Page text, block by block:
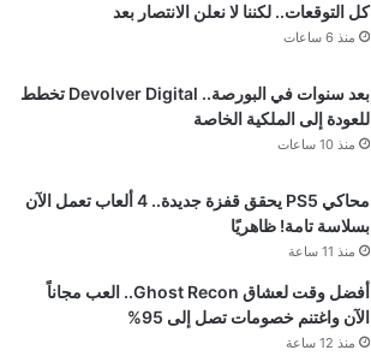
كل التوقعات.. لكننا لا نعلن الانتصار بعد
منذ 6 ساعات
بعد سنوات في البورصة.. Devolver Digital تخطط
للعودة إلى الملكية الخاصة
منذ 10 ساعات
محاكي PS5 يحقق قفزة جديدة.. 4 ألعاب تعمل الآن
بسلاسة تامة! ظاهريًا
منذ 11 ساعة
أفضل وقت لعشاق Ghost Recon.. العب مجاناً
الآن واغتنم خصومات تصل إلى 95%
منذ 12 ساعة